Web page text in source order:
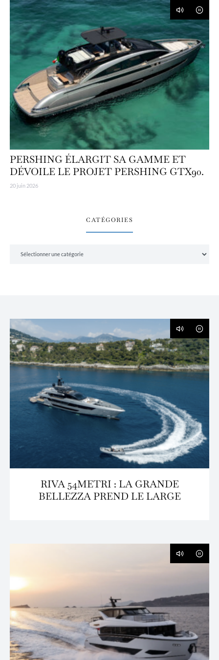
PERSHING ÉLARGIT SA GAMME ET
DÉVOILE LE PROJET PERSHING GTX90.
20 juin 2026
CATÉGORIES
RIVA 54METRI : LA GRANDE
BELLEZZA PREND LE LARGE